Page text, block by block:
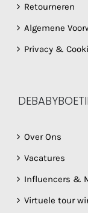
Retourneren
Algemene
Privacy &
Over Ons
Vacatures
Influencers &
Virtuele tour